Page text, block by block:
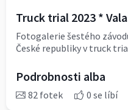
Truck trial 2023 *
Fotogalerie šestého
České republiky v truck
Podrobnosti alba
82 fotek 0 se líbí